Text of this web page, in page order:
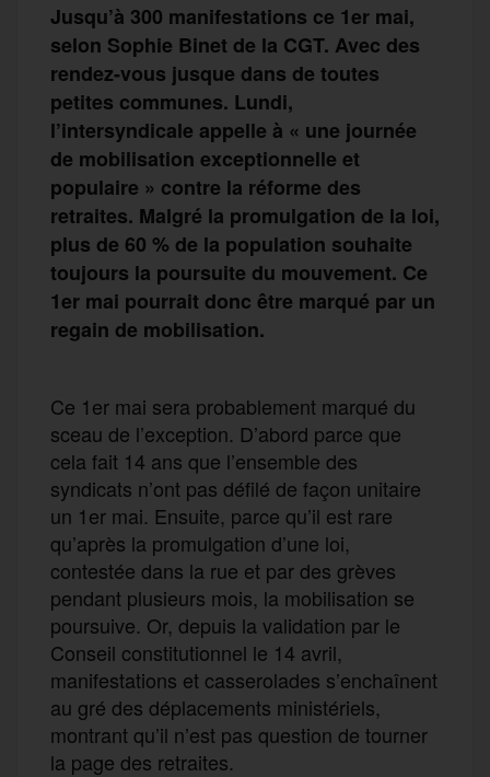
Jusqu’à 300 manifestations ce 1er mai,
selon Sophie Binet de la CGT. Avec des
rendez-vous jusque dans de toutes
petites communes. Lundi,
l’intersyndicale appelle à « une journée
de mobilisation exceptionnelle et
populaire » contre la réforme des
retraites. Malgré la promulgation de la loi,
plus de 60 % de la population souhaite
toujours la poursuite du mouvement. Ce
1er mai pourrait donc être marqué par un
regain de mobilisation.
Ce 1er mai sera probablement marqué du
sceau de l’exception. D’abord parce que
cela fait 14 ans que l’ensemble des
syndicats n’ont pas défilé de façon unitaire
un 1er mai. Ensuite, parce qu’il est rare
qu’après la promulgation d’une loi,
contestée dans la rue et par des grèves
pendant plusieurs mois, la mobilisation se
poursuive. Or, depuis la validation par le
Conseil constitutionnel le 14 avril,
manifestations et casserolades s’enchaînent
au gré des déplacements ministériels,
montrant qu’il n’est pas question de tourner
la page des retraites.